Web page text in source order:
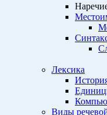
Лексика
Виды